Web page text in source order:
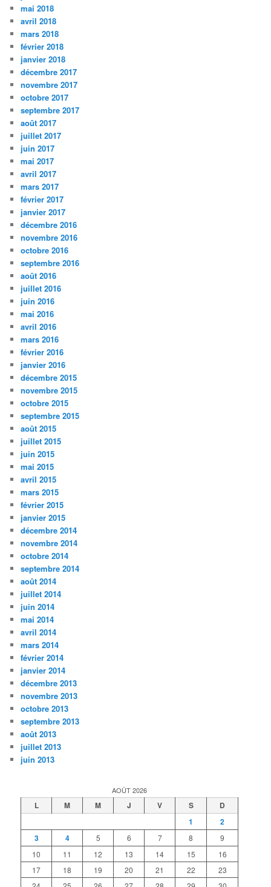
mai 2018
avril 2018
mars 2018
février 2018
janvier 2018
décembre 2017
novembre 2017
octobre 2017
septembre 2017
août 2017
juillet 2017
juin 2017
mai 2017
avril 2017
mars 2017
février 2017
janvier 2017
décembre 2016
novembre 2016
octobre 2016
septembre 2016
août 2016
juillet 2016
juin 2016
mai 2016
avril 2016
mars 2016
février 2016
janvier 2016
décembre 2015
novembre 2015
octobre 2015
septembre 2015
août 2015
juillet 2015
juin 2015
mai 2015
avril 2015
mars 2015
février 2015
janvier 2015
décembre 2014
novembre 2014
octobre 2014
septembre 2014
août 2014
juillet 2014
juin 2014
mai 2014
avril 2014
mars 2014
février 2014
janvier 2014
décembre 2013
novembre 2013
octobre 2013
septembre 2013
août 2013
juillet 2013
juin 2013
AOÛT 2026
L M M J V S
D
1
2
3
4 5 6 7 8
9
10
11 12 13 14 15
16
17
18 19 20 21 22
23